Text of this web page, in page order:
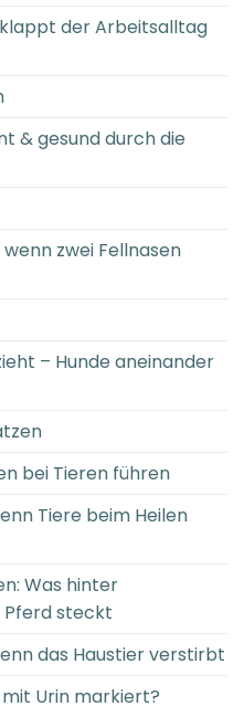
der Arbeitsalltag
& gesund durch die
zwei Fellnasen
– Hunde aneinander
bei Tieren führen
Tiere beim Heilen
Was hinter
steckt
das Haustier verstirbt
Urin markiert?